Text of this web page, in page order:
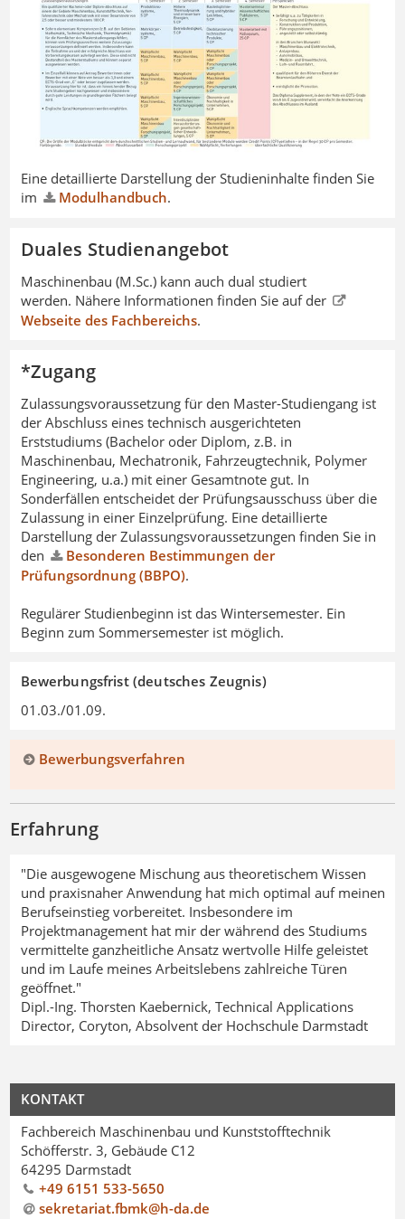
Eine detaillierte Darstellung der Studieninhalte finden Sie
im
Modulhandbuch.
Duales Studienangebot
Maschinenbau (M.Sc.) kann auch dual studiert
werden. Nähere Informationen finden Sie auf der
Webseite des Fachbereichs​​​​​​​.
*Zugang
Zulassungsvoraussetzung für den Master-Studiengang ist
der Abschluss eines technisch ausgerichteten
Erststudiums (Bachelor oder Diplom, z.B. in
Maschinenbau, Mechatronik, Fahrzeugtechnik, Polymer
Engineering, u.a.) mit einer Gesamtnote gut. In
Sonderfällen entscheidet der Prüfungsausschuss über die
Zulassung in einer Einzelprüfung. Eine detaillierte
Darstellung der Zulassungsvoraussetzungen finden Sie in
den
Besonderen Bestimmungen der
Prüfungsordnung (BBPO).
Regulärer Studienbeginn ist das Wintersemester. Ein
Beginn zum Sommersemester ist möglich.
Bewerbungsfrist (deutsches Zeugnis)
01.03./01.09.
Bewerbungsverfahren
Erfahrung
"Die ausgewogene Mischung aus theoretischem Wissen
und praxisnaher Anwendung hat mich optimal auf meinen
Berufseinstieg vorbereitet. Insbesondere im
Projektmanagement hat mir der während des Studiums
vermittelte ganzheitliche Ansatz wertvolle Hilfe geleistet
und im Laufe meines Arbeitslebens zahlreiche Türen
geöffnet."
Dipl.-Ing. Thorsten Kaebernick, Technical Applications
Director, Coryton, Absolvent der Hochschule Darmstadt
KONTAKT
Fachbereich Maschinenbau und Kunststofftechnik
Schöfferstr. 3, Gebäude C12
64295 Darmstadt
+49 6151 533-5650
sekretariat.fbmk@h-da.de